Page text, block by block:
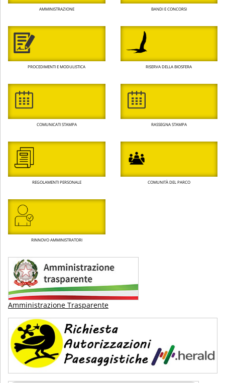
AMMINISTRAZIONE BANDI E CONCORSI
PROCEDIMENTI E MODULISTICA RISERVA DELLA BIOSFERA
COMUNICATI STAMPA RASSEGNA STAMPA
REGOLAMENTI PERSONALE COMUNITÀ DEL PARCO
RINNOVO AMMINISTRATORI
Amministrazione Trasparente